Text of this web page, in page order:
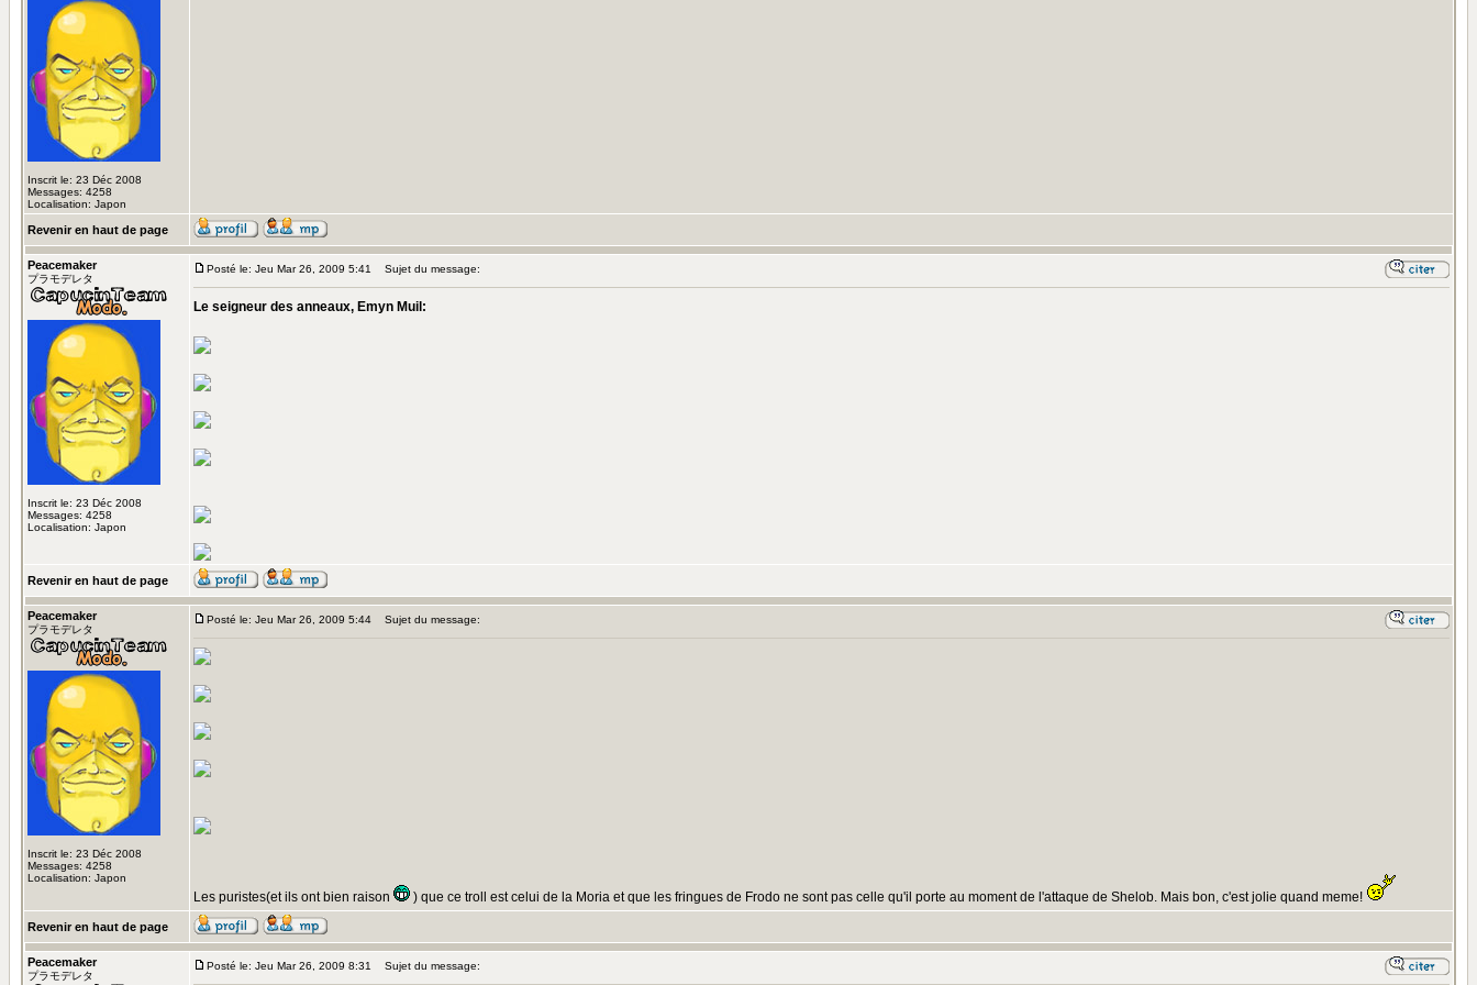
Inscrit le: 23 Déc 2008
Messages: 4258
Localisation: Japon
Revenir en haut de page
Peacemaker
プラモデレタ
Inscrit le: 23 Déc 2008
Messages: 4258
Localisation: Japon
Posté le: Jeu Mar 26, 2009 5:41 Sujet du message:
Le seigneur des anneaux, Emyn Muil:
Revenir en haut de page
Peacemaker
プラモデレタ
Inscrit le: 23 Déc 2008
Messages: 4258
Localisation: Japon
Posté le: Jeu Mar 26, 2009 5:44 Sujet du message:
Les puristes(et ils ont bien raison ) que ce troll est celui de la Moria et que les fringues de Frodo ne sont pas celle qu'il porte au moment de l'attaque de Shelob. Mais bon, c'est jolie quand meme!
Revenir en haut de page
Peacemaker
プラモデレタ
Posté le: Jeu Mar 26, 2009 8:31 Sujet du message: